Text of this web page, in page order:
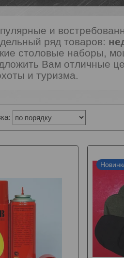
и
ряд товаров:
столовые наборы,
Вам отличные
и туризма.